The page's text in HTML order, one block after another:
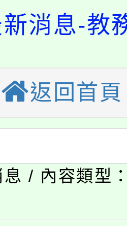
及新住民語歌
115學年度第
教師甄選結果(
115學年度第
師甄選結果(
》溝通分析基
學生輔導中心
商輔導、社會
報名參加。
縣政府辦理
園短影音徵選
章及活動海報
參加。
補助參觀特色
實施計畫」
人才培育課程
115學年度第
消息-教
返回首頁
/ 內容類型